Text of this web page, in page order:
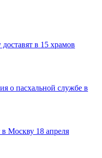
в 15 храмов
о пасхальной службе в
в Москву 18 апреля